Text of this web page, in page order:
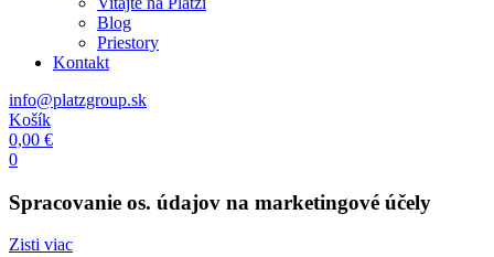
Blog
Priestory
Kontakt
info@platzgroup.sk
Košík
0,00 €
0
Spracovanie os. údajov na marketingové účely
Zisti viac